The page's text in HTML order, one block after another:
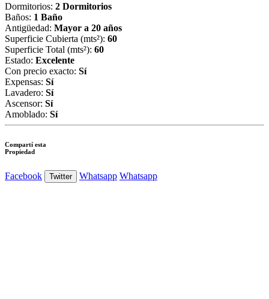
Dormitorios: 2 Dormitorios
Baños: 1 Baño
Antigüedad: Mayor a 20 años
Superficie Cubierta (mts²): 60
Superficie Total (mts²): 60
Estado: Excelente
Con precio exacto: Sí
Expensas: Sí
Lavadero: Sí
Ascensor: Sí
Amoblado: Sí
Compartí esta
Propiedad
Facebook Twitter Whatsapp Whatsapp